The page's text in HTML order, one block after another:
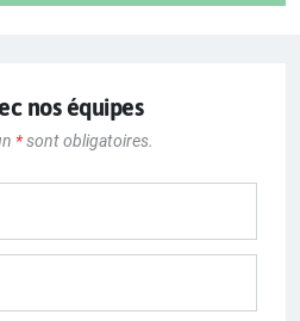
aux professionnels du
nos équipes
*sont obligatoires.